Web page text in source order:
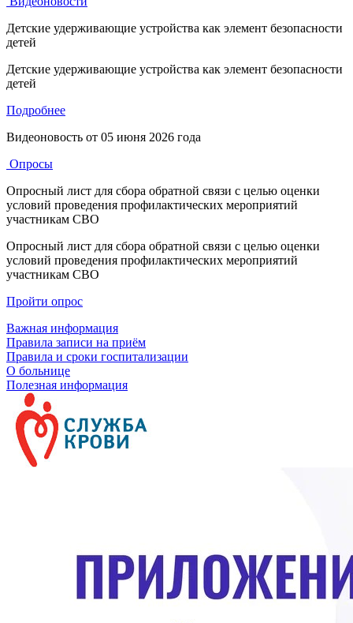
Детские удерживающие устройства как элемент безопасности
детей
Детские удерживающие устройства как элемент безопасности
детей
Подробнее
Видеоновость от 05 июня 2026 года
Опросы
Опросный лист для сбора обратной связи с целью оценки
условий проведения профилактических мероприятий
участникам СВО
Опросный лист для сбора обратной связи с целью оценки
условий проведения профилактических мероприятий
участникам СВО
Пройти опрос
Важная информация
Правила записи на приём
Правила и сроки госпитализации
О больнице
Полезная информация